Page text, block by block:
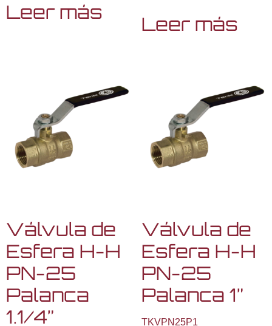
Leer más
Leer más
Válvula de
Esfera H-H
PN-25
Palanca
1.1/4”
Válvula de
Esfera H-H
PN-25
Palanca 1”
TKVPN25P1